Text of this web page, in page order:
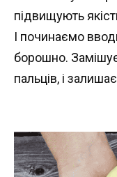
підвищують
І починаємо
борошно.
пальців, і